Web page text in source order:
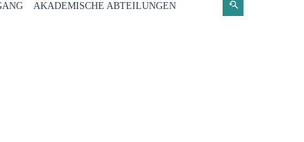
AKADEMISCHE ABTEILUNGEN